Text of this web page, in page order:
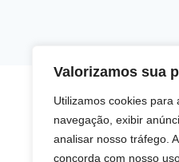
Valorizamos sua
Utilizamos cookies
navegação, exibir
analisar nosso tráfego.
concorda com nosso